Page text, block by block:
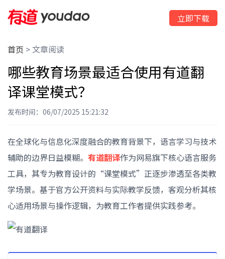
立即下载
首页 >文章阅读
哪些教育场景最适合使用有道翻
译课堂模式？
发布时间：06/07/2025 15:21:32
在全球化与信息化深度融合的教育背景下，语言学习与技术
辅助的边界日益模糊。 有道翻译作为网易旗下核心语言服务
工具，其专为教育设计的“课堂模式”正逐步渗透至各类教
学场景。基于官方公开资料与实际教学反馈，客观分析其核
心适用场景与操作逻辑，为教育工作者提供实践参考。